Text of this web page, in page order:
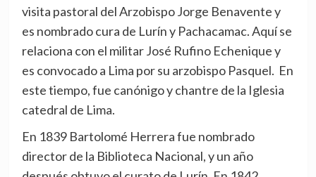
visita pastoral del Arzobispo Jorge Benavente y
es nombrado cura de Lurín y Pachacamac. Aquí se
relaciona con el militar José Rufino Echenique y
es convocado a Lima por su arzobispo Pasquel. En
este tiempo, fue canónigo y chantre de la Iglesia
catedral de Lima.
En 1839 Bartolomé Herrera fue nombrado
director de la Biblioteca Nacional, y un año